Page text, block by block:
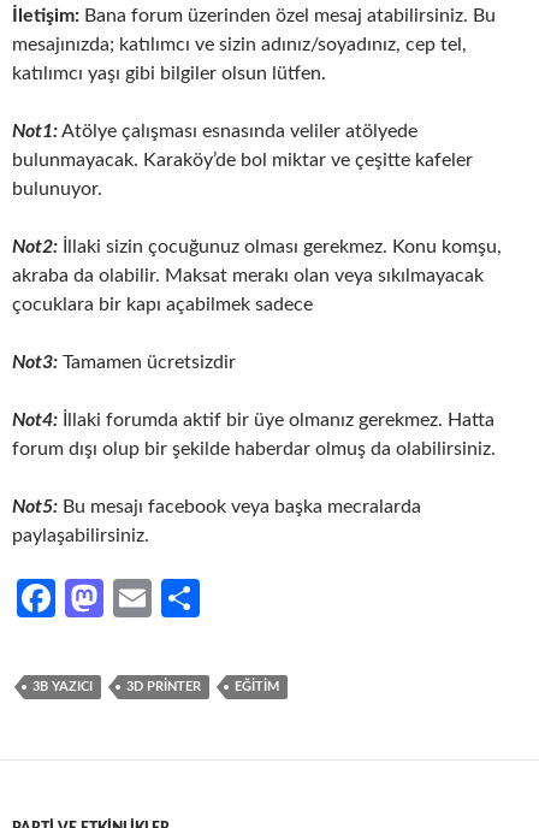
İletişim: Bana forum üzerinden özel mesaj atabilirsiniz. Bu
mesajınızda; katılımcı ve sizin adınız/soyadınız, cep tel,
katılımcı yaşı gibi bilgiler olsun lütfen.
Not1:Atölye çalışması esnasında veliler atölyede
bulunmayacak. Karaköy’de bol miktar ve çeşitte kafeler
bulunuyor.
Not2: İllaki sizin çocuğunuz olması gerekmez. Konu komşu,
akraba da olabilir. Maksat merakı olan veya sıkılmayacak
çocuklara bir kapı açabilmek sadece
Not3: Tamamen ücretsizdir
Not4: İllaki forumda aktif bir üye olmanız gerekmez. Hatta
forum dışı olup bir şekilde haberdar olmuş da olabilirsiniz.
Not5: Bu mesajı facebook veya başka mecralarda
paylaşabilirsiniz.
Fa
b
o
M
to
o
E
ail ar
3B YAZICI 3D PRINTER EĞITIM